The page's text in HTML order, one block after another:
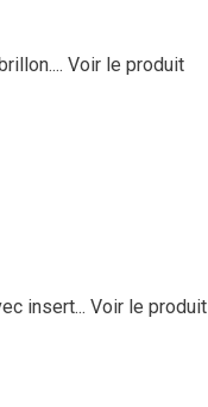
Voir le produit
insert... Voir le produit